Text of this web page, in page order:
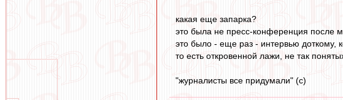
какая еще запарка?
это была не пресс-конференция после
это было - еще раз - интервью доткому,
то есть откровенной лажи, не так
"журналисты все придумали" (с)